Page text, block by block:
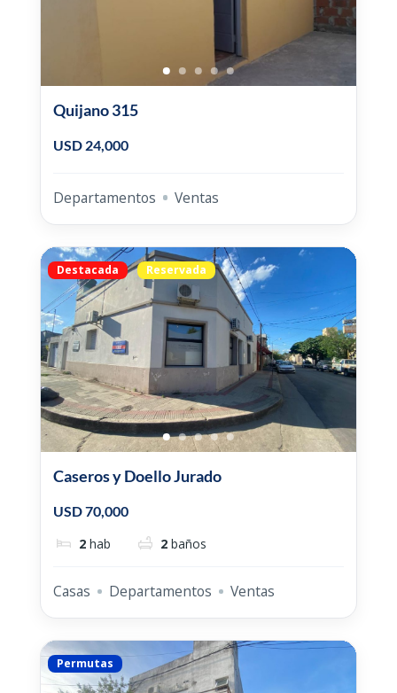
Quijano 315
USD 24,000
Departamentos Ventas
Destacada Reservada
Caseros y Doello Jurado
USD 70,000
2 hab 2 baños
Casas Departamentos Ventas
Permutas